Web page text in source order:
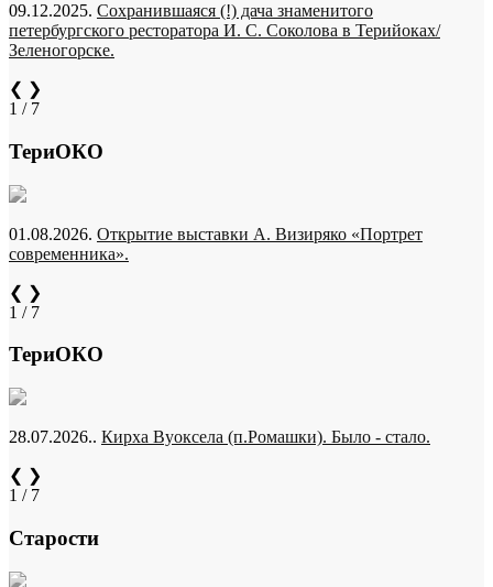
09.12.2025. Сохранившаяся (!) дача знаменитого
петербургского ресторатора И. С. Соколова в Терийоках/
Зеленогорске.
❮ ❯
1 / 7
ТериОКО
01.08.2026. Открытие выставки А. Визиряко «Портрет
современника».
❮ ❯
1 / 7
ТериОКО
28.07.2026.. Кирха Вуоксела (п.Ромашки). Было - стало.
❮ ❯
1 / 7
Старости